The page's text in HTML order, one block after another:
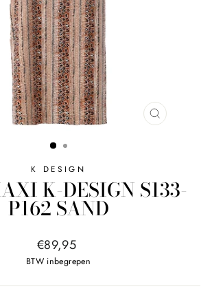
SLUITEN
K DESIGN
K-DESIGN S133-
P162 SAND
Normale
prijs
€89,95
BTW inbegrepen